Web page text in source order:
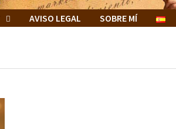
AVISO LEGAL SOBRE MÍ